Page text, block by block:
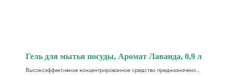
Гель для мытья посуды, Аромат Лаванда, 0,9 л
Высокоэффективное концентрированное средство предназначено